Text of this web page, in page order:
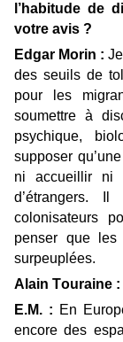
l’habitude de
votre avis ?
Edgar Morin :
des seuils de
pour les
soumettre à
psychique,
supposer
ni accueillir ni
d’étrangers.
colonisateurs
penser que les
surpeuplées.
Alain Touraine :
E.M. : En
encore des